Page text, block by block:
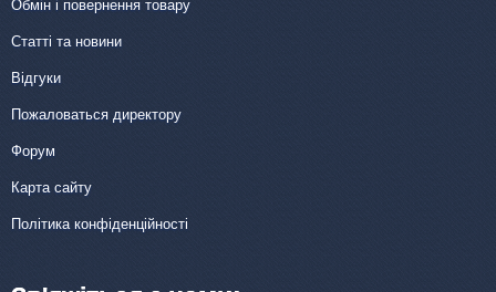
Обмін і повернення товару
Статті та новини
Відгуки
Пожаловаться директору
Форум
Карта сайту
Політика конфіденційності